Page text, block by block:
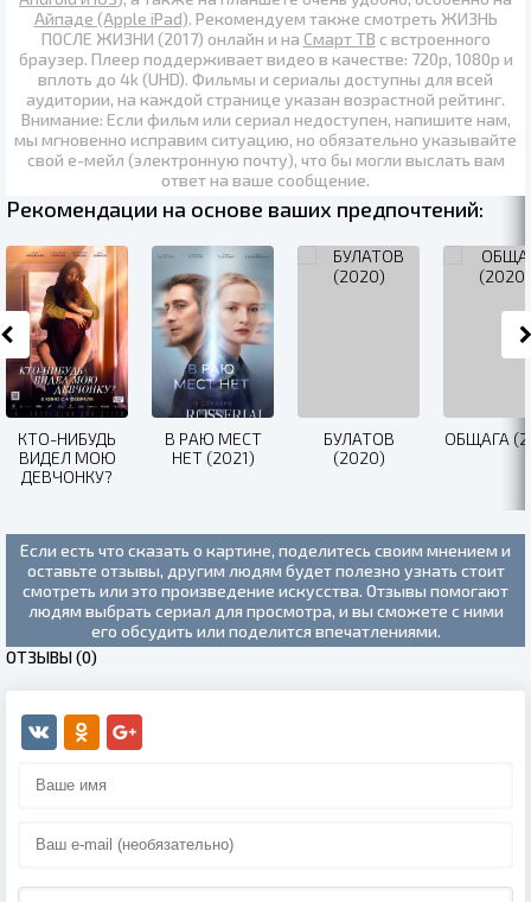
Айпаде (Apple iPad). Рекомендуем также смотреть ЖИЗНЬ
ПОСЛЕ ЖИЗНИ (2017) онлайн и на Смарт ТВ с встроенного
браузер. Плеер поддерживает видео в качестве: 720p, 1080p и
вплоть до 4k (UHD). Фильмы и сериалы доступны для всей
аудитории, на каждой странице указан возрастной рейтинг.
Внимание: Если фильм или сериал недоступен, напишите нам,
мы мгновенно исправим ситуацию, но обязательно указывайте
свой е-мейл (электронную почту), что бы могли выслать вам
ответ на ваше сообщение.
Рекомендации на основе ваших предпочтений:
КТО-НИБУДЬ
ВИДЕЛ МОЮ
ДЕВЧОНКУ?
В РАЮ МЕСТ
НЕТ (2021)
БУЛАТОВ
(2020)
ОБЩАГА
Если есть что сказать о картине, поделитесь своим мнением и
оставьте отзывы, другим людям будет полезно узнать стоит
смотреть или это произведение искусства. Отзывы помогают
людям выбрать сериал для просмотра, и вы сможете с ними
его обсудить или поделится впечатлениями.
ОТЗЫВЫ (0)